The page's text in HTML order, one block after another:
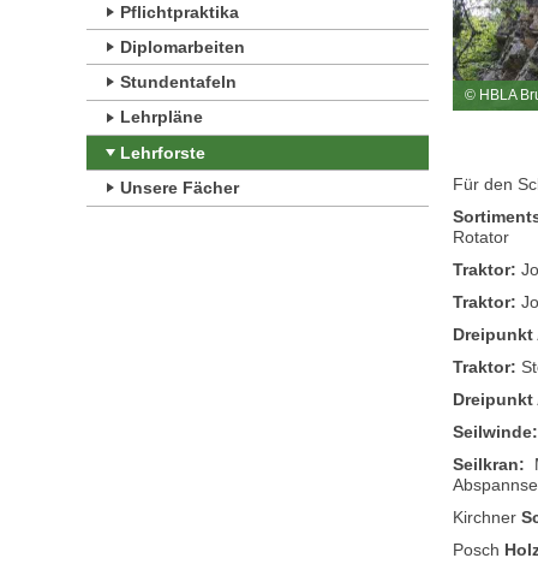
Pflichtpraktika
Diplomarbeiten
Stundentafeln
Lehrpläne
Lehrforste
Unsere Fächer
© HBLA
Für den
Rotator
Traktor:
Traktor:
Dreipunkt
Traktor:
Dreipunkt
Seilwinde:
Seilkran:
Kirchner
Posch